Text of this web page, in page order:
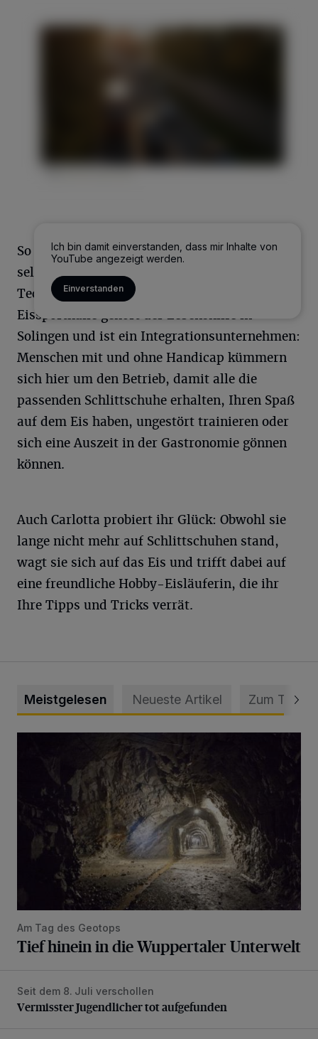
Ich bin damit einverstanden, dass mir Inhalte von
YouTube angezeigt werden.
Einverstanden
So wird die Eisfläche schön glatt, das Eis
selbst wiederum entsteht durch aufwändige
Technik in einem separaten Technikraum. Die
Eissporthalle gehört der Lebenshilfe in
Solingen und ist ein Integrationsunternehmen:
Menschen mit und ohne Handicap kümmern
sich hier um den Betrieb, damit alle die
passenden Schlittschuhe erhalten, Ihren Spaß
auf dem Eis haben, ungestört trainieren oder
sich eine Auszeit in der Gastronomie gönnen
können.
Auch Carlotta probiert ihr Glück: Obwohl sie
lange nicht mehr auf Schlittschuhen stand,
wagt sie sich auf das Eis und trifft dabei auf
eine freundliche Hobby-Eisläuferin, die ihr
Ihre Tipps und Tricks verrät.
Meistgelesen Neueste Artikel Zum Thema
Am Tag des Geotops
Tief hinein in die Wuppertaler Unterwelt
Vermisster Jugendlicher tot aufgefunden
Seit dem 8. Juli verschollen
Vermisster Jugendlicher tot aufgefunden